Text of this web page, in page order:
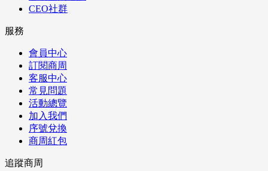
CEO社群
服務
會員中心
訂閱商周
客服中心
常見問題
活動總覽
加入我們
序號兌換
商周紅包
追蹤商周